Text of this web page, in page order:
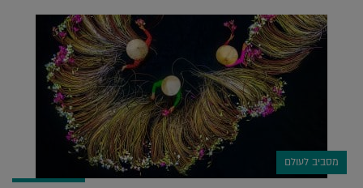
מסביב לעולם